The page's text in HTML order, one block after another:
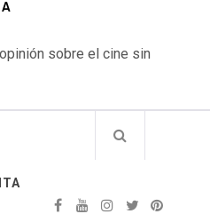
sobre el cine sin